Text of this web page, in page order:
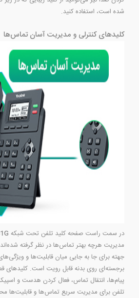
شده است، استفاده کنید.
کلید‌های کنترلی و مدیریت آسان تماس‌ها
در سمت راست صفحه کلید تلفن تحت شبکه
مدیریت هرچه بهتر تماس‌ها در نظر گرفته
جهته برای جا به جایی میان قابلیت‌ها و
برجسته‌ای روی بدنه قابل رویت است. کلیدهای
پیام‌ها، انتقال تماس، فعال کردن هدست و اسپیکر
تلفن برای مدیریت سریع تماس‌ها و قابلیت‌ها